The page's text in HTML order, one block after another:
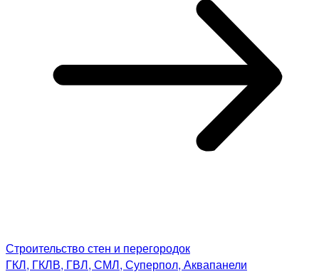
Строительство стен и перегородок
ГКЛ, ГКЛВ, ГВЛ, СМЛ, Суперпол, Аквапанели